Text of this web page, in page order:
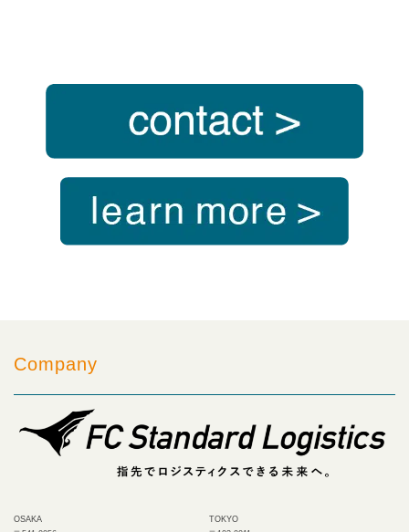
Company
OSAKA
TOKYO